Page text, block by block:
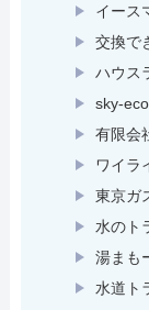
イース
交換で
ハウス
sky-
有限会
ワイラ
東京ガ
水のト
湯まも
水道ト